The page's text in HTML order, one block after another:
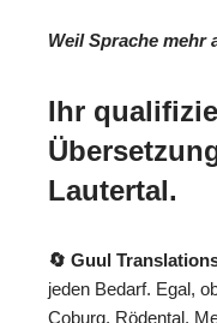
Weil Sprache mehr
Ihr
Lautertal.
🔄 Guul
jeden Bedarf. Egal,
Coburg, Rödental,